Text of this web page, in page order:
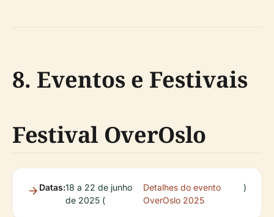
8. Eventos e Festivais
Festival OverOslo
Datas:18 a 22 de junho
de 2025 (
Detalhes do evento
OverOslo 2025
)